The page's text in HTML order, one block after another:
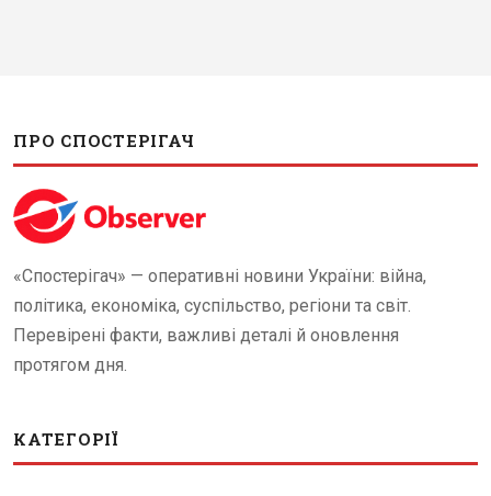
ПРО СПОСТЕРІГАЧ
«Спостерігач» — оперативні новини України: війна,
політика, економіка, суспільство, регіони та світ.
Перевірені факти, важливі деталі й оновлення
протягом дня.
КАТЕГОРІЇ